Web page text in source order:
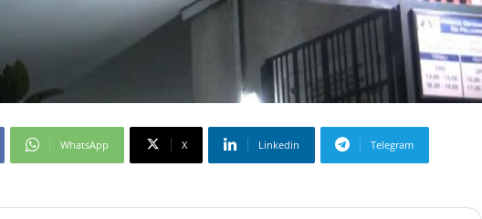
WhatsApp X Linkedin Telegram